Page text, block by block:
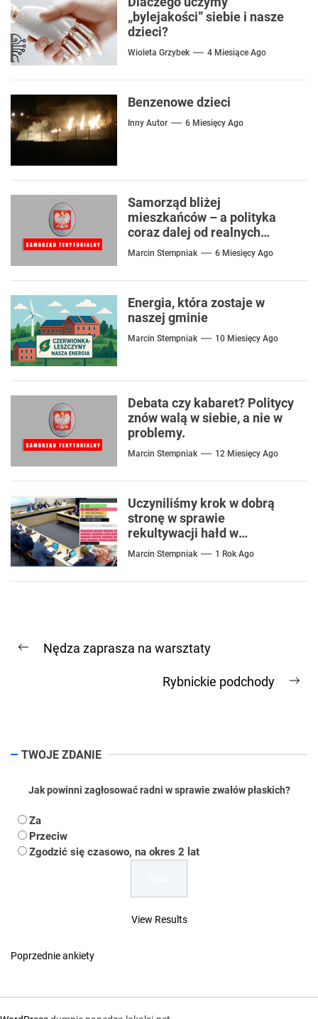
„bylejakości” siebie i nasze
dzieci?
Wioleta Grzybek 4 Miesiące Ago
Benzenowe dzieci
Inny Autor 6 Miesięcy Ago
Samorząd bliżej
mieszkańców – a polityka
coraz dalej od realnych
problemów
Marcin Stempniak 6 Miesięcy Ago
Energia, która zostaje w
naszej gminie
Marcin Stempniak 10 Miesięcy Ago
Debata czy kabaret? Politycy
znów walą w siebie, a nie w
problemy.
Marcin Stempniak 12 Miesięcy Ago
Uczyniliśmy krok w dobrą
stronę w sprawie
rekultywacji hałd w
Czerwionce
Marcin Stempniak 1 Rok Ago
wpisu
Previous
Nędza zaprasza na warsztaty
Rybnickie podchody
TWOJE ZDANIE
Jak powinni zagłosować radni w sprawie zwałów płaskich?
Za
Przeciw
Zgodzić się czasowo, na okres 2 lat
View Results
Poprzednie ankiety